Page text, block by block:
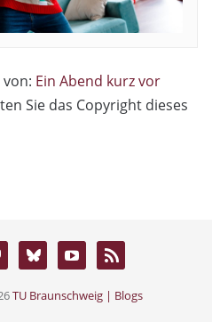
Ein Abend kurz vor
Sie das Copyright dieses
TU Braunschweig | Blogs